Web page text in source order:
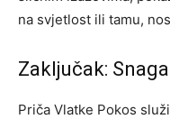
na svjetlost ili tamu,
Zaključak:
Priča Vlatke Pokos